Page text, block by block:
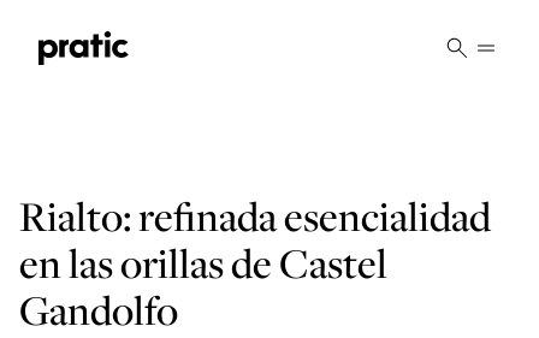
Rialto: refinada esencialidad
en las orillas de Castel
Gandolfo